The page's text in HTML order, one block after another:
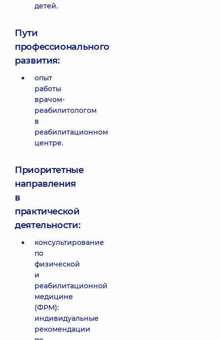
детей.
Пути
профессионального
развития:
опыт
работы
врачом-
реабилитологом
в
реабилитационном
центре.
Приоритетные
направления
в
практической
деятельности:
консультирование
по
физической
и
реабилитационной
медицине
(ФРМ):
индивидуальные
рекомендации